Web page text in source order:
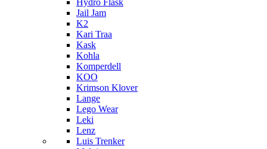
Jail Jam
K2
Kari Traa
Kask
Kohla
Komperdell
KOO
Krimson Klover
Lange
Lego Wear
Leki
Lenz
Luis Trenker